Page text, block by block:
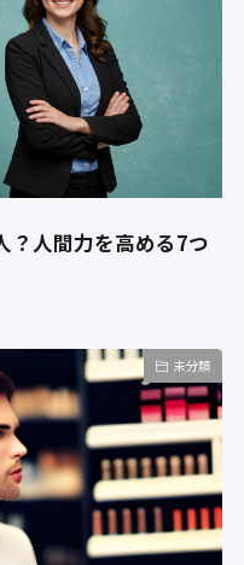
？人間力を高める7つ
未分類